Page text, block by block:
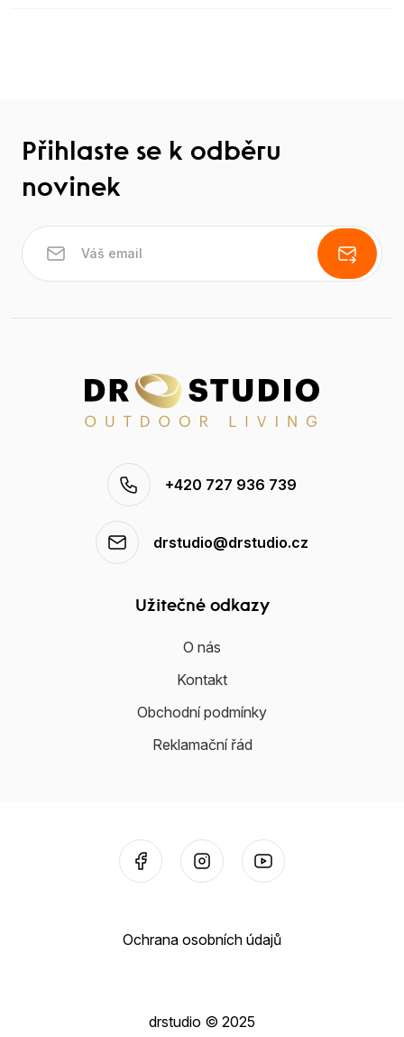
Přihlaste se k odběru
novinek
+420 727 936 739
drstudio@drstudio.cz
Užitečné odkazy
O nás
Kontakt
Obchodní podmínky
Reklamační řád
Ochrana osobních údajů
drstudio © 2025